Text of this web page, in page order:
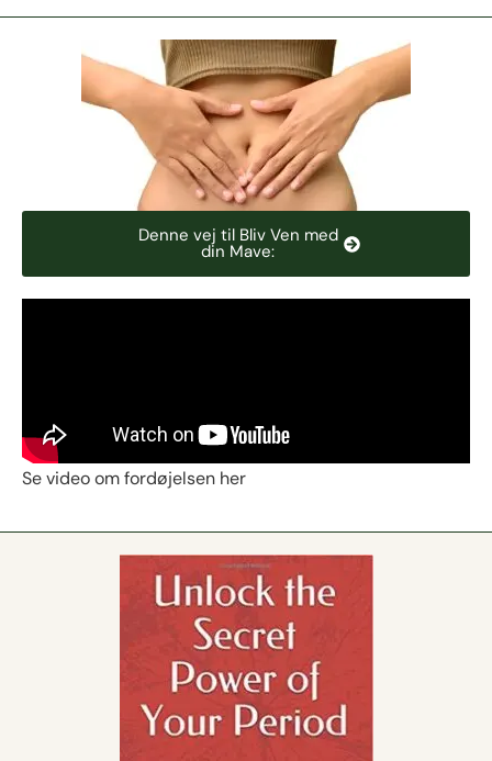
Denne vej til Bliv Ven med
din Mave:
Se video om fordøjelsen her